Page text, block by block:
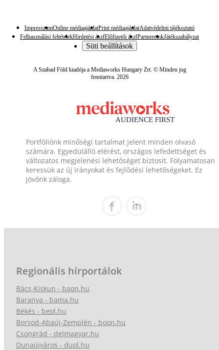
ImpresszumOnline médiaajánlatPrint médiaajánlatAdatvédelmi tájékoztató
Felhasználási feltételekHirdetési ászfElőfizetői ászfPartnereinkJátékszabályzat
Süti beállítások
A Szabad Föld kiadója a Mediaworks Hungary Zrt. © Minden jog
fenntartva. 2026
Portfóliónk minőségi tartalmat jelent minden olvasó
számára. Egyedülálló elérést, országos lefedettséget és
változatos megjelenési lehetőséget biztosít. Folyamatosan
keressük az új irányokat és fejlődési lehetőségeket. Ez
jövőnk záloga.
Regionális hírportálok
Bács-Kiskun - baon.hu
Baranya - bama.hu
Békés - beol.hu
Borsod-Abaúj-Zemplén - boon.hu
Csongrád - delmagyar.hu
Dunaújváros - duol.hu